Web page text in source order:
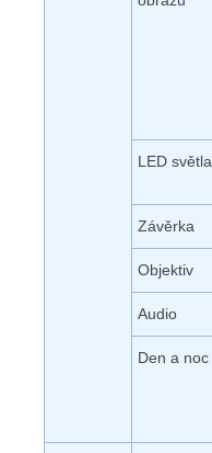
LED světla
Závěrka
Objektiv
Audio
Den a noc